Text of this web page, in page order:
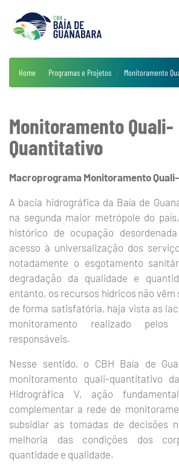
Home Programas e Projetos Monitoramento
Monitoramento Quali-
Quantitativo
Macroprograma Monitoramento
A bacia hidrográfica da Baía de
na segunda maior metrópole do
histórico de ocupação
acesso à universalização dos
notadamente o esgotamento
degradação da qualidade e
entanto, os recursos hídricos não
de forma satisfatória, haja vista as
monitoramento realizado pelos
responsáveis.
Nesse sentido, o CBH Baía de
monitoramento quali-quantitativo
Hidrográfica V, ação
complementar a rede de
subsidiar as tomadas de decisões
melhoria das condições dos
quantidade e qualidade.